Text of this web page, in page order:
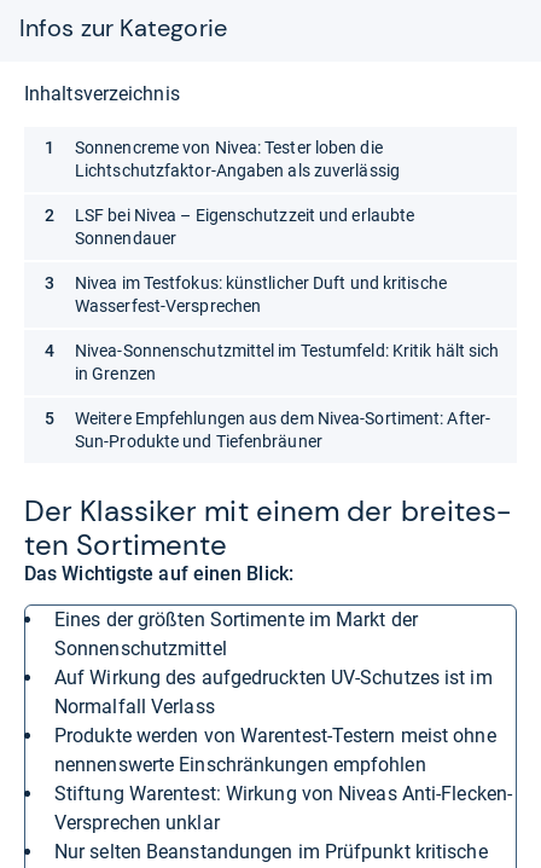
Infos zur Kategorie
Der Klas­si­ker mit einem der brei­tes­
ten Sor­ti­mente
Das Wichtigste auf einen Blick:
eines der größten Sortimente im Markt der
Sonnenschutzmittel
auf Wirkung des aufgedruckten UV-Schutzes ist im
Normalfall Verlass
Produkte werden von Warentest-Testern meist ohne
nennenswerte Einschränkungen empfohlen
Stiftung Warentest: Wirkung von Niveas Anti-Flecken-
Versprechen unklar
nur selten Beanstandungen im Prüfpunkt kritische
Inhaltsverzeichnis
Sonnencreme von Nivea: Tester loben die
Lichtschutzfaktor-Angaben als zuverlässig
LSF bei Nivea – Eigenschutzzeit und erlaubte
Sonnendauer
Nivea im Testfokus: künstlicher Duft und kritische
Wasserfest-Versprechen
Nivea-Sonnenschutzmittel im Testumfeld: Kritik hält sich
in Grenzen
Weitere Empfehlungen aus dem Nivea-Sortiment: After-
Sun-Produkte und Tiefenbräuner